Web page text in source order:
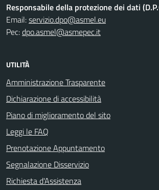
Responsabile della protezione dei dati
Email:servizio.dpo@asmel.eu
Pec:dpo.asmel@asmepec.it
UTILITÀ
Amministrazione Trasparente
Dichiarazione di accessibilità
Piano di miglioramento del sito
Leggi le FAQ
Prenotazione Appuntamento
Segnalazione Disservizio
Richiesta d'Assistenza